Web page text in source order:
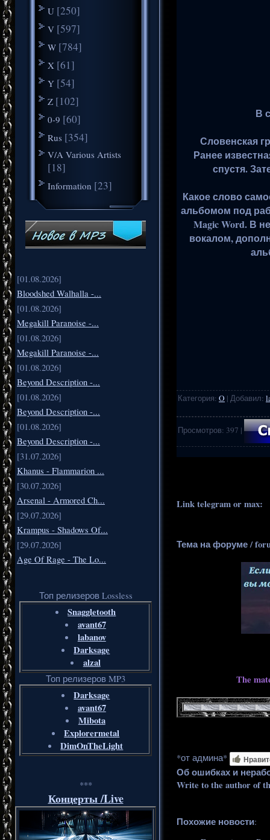
U [250]
V [597]
W [784]
X [61]
Y [54]
Z [102]
0-9 [60]
Rus [354]
V/A Various Artists
[18]
Information [23]
[01.08.2026]
Bloodshed Walhalla -...
[01.08.2026]
Megakill Paranoise -...
[01.08.2026]
Megakill Paranoise -...
[01.08.2026]
Beyond Description -...
[01.08.2026]
Beyond Description -...
[01.08.2026]
Beyond Description -...
[31.07.2026]
Khanus - Flammarion ...
[30.07.2026]
Arsenal - Armored Ch...
[29.07.2026]
Krampus - Shadows Of...
[29.07.2026]
Age Of Rage - The Lo...
Топ релизеров Lossless
Snaggletooth
avant67
labanov
Darksage
alzal
Топ релизеров MP3
Darksage
avant67
Mibota
Explorermetal
DimOnTheLight
***
Концерты /Live
В
Словенская
Ранее
спустя.
Какое слово
альбомом под
Magic Word. В
вокалом,
Категория: O | Добавил:
Просмотров: 397 |
Link telegram or max:
Тема на форуме /
The
*от админа*
Об ошибках и
Write to the author of
Похожие новости: